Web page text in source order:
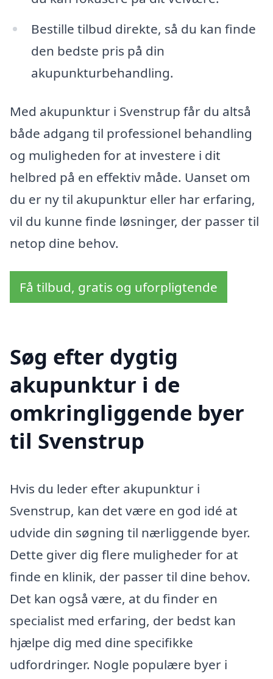
Bestille tilbud direkte, så du kan finde
den bedste pris på din
akupunkturbehandling.
Med akupunktur i Svenstrup får du altså
både adgang til professionel behandling
og muligheden for at investere i dit
helbred på en effektiv måde. Uanset om
du er ny til akupunktur eller har erfaring,
vil du kunne finde løsninger, der passer til
netop dine behov.
Få tilbud, gratis og uforpligtende
Søg efter dygtig
akupunktur i de
omkringliggende byer
til Svenstrup
Hvis du leder efter akupunktur i
Svenstrup, kan det være en god idé at
udvide din søgning til nærliggende byer.
Dette giver dig flere muligheder for at
finde en klinik, der passer til dine behov.
Det kan også være, at du finder en
specialist med erfaring, der bedst kan
hjælpe dig med dine specifikke
udfordringer. Nogle populære byer i